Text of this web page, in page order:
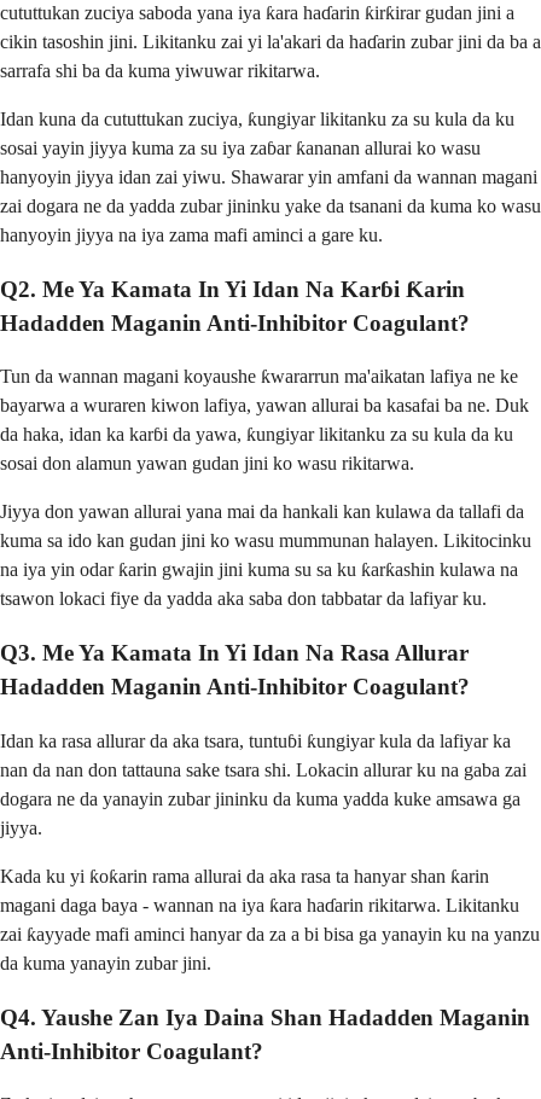
cututtukan zuciya saboda yana iya ƙara haɗarin ƙirƙirar gudan jini a
cikin tasoshin jini. Likitanku zai yi la'akari da haɗarin zubar jini da ba a
sarrafa shi ba da kuma yiwuwar rikitarwa.
Idan kuna da cututtukan zuciya, ƙungiyar likitanku za su kula da ku
sosai yayin jiyya kuma za su iya zaɓar ƙananan allurai ko wasu
hanyoyin jiyya idan zai yiwu. Shawarar yin amfani da wannan magani
zai dogara ne da yadda zubar jininku yake da tsanani da kuma ko wasu
hanyoyin jiyya na iya zama mafi aminci a gare ku.
Q2. Me Ya Kamata In Yi Idan Na Karɓi Ƙarin
Hadadden Maganin Anti-Inhibitor Coagulant?
Tun da wannan magani koyaushe ƙwararrun ma'aikatan lafiya ne ke
bayarwa a wuraren kiwon lafiya, yawan allurai ba kasafai ba ne. Duk
da haka, idan ka karɓi da yawa, ƙungiyar likitanku za su kula da ku
sosai don alamun yawan gudan jini ko wasu rikitarwa.
Jiyya don yawan allurai yana mai da hankali kan kulawa da tallafi da
kuma sa ido kan gudan jini ko wasu mummunan halayen. Likitocinku
na iya yin odar ƙarin gwajin jini kuma su sa ku ƙarƙashin kulawa na
tsawon lokaci fiye da yadda aka saba don tabbatar da lafiyar ku.
Q3. Me Ya Kamata In Yi Idan Na Rasa Allurar
Hadadden Maganin Anti-Inhibitor Coagulant?
Idan ka rasa allurar da aka tsara, tuntuɓi ƙungiyar kula da lafiyar ka
nan da nan don tattauna sake tsara shi. Lokacin allurar ku na gaba zai
dogara ne da yanayin zubar jininku da kuma yadda kuke amsawa ga
jiyya.
Kada ku yi ƙoƙarin rama allurai da aka rasa ta hanyar shan ƙarin
magani daga baya - wannan na iya ƙara haɗarin rikitarwa. Likitanku
zai ƙayyade mafi aminci hanyar da za a bi bisa ga yanayin ku na yanzu
da kuma yanayin zubar jini.
Q4. Yaushe Zan Iya Daina Shan Hadadden Maganin
Anti-Inhibitor Coagulant?